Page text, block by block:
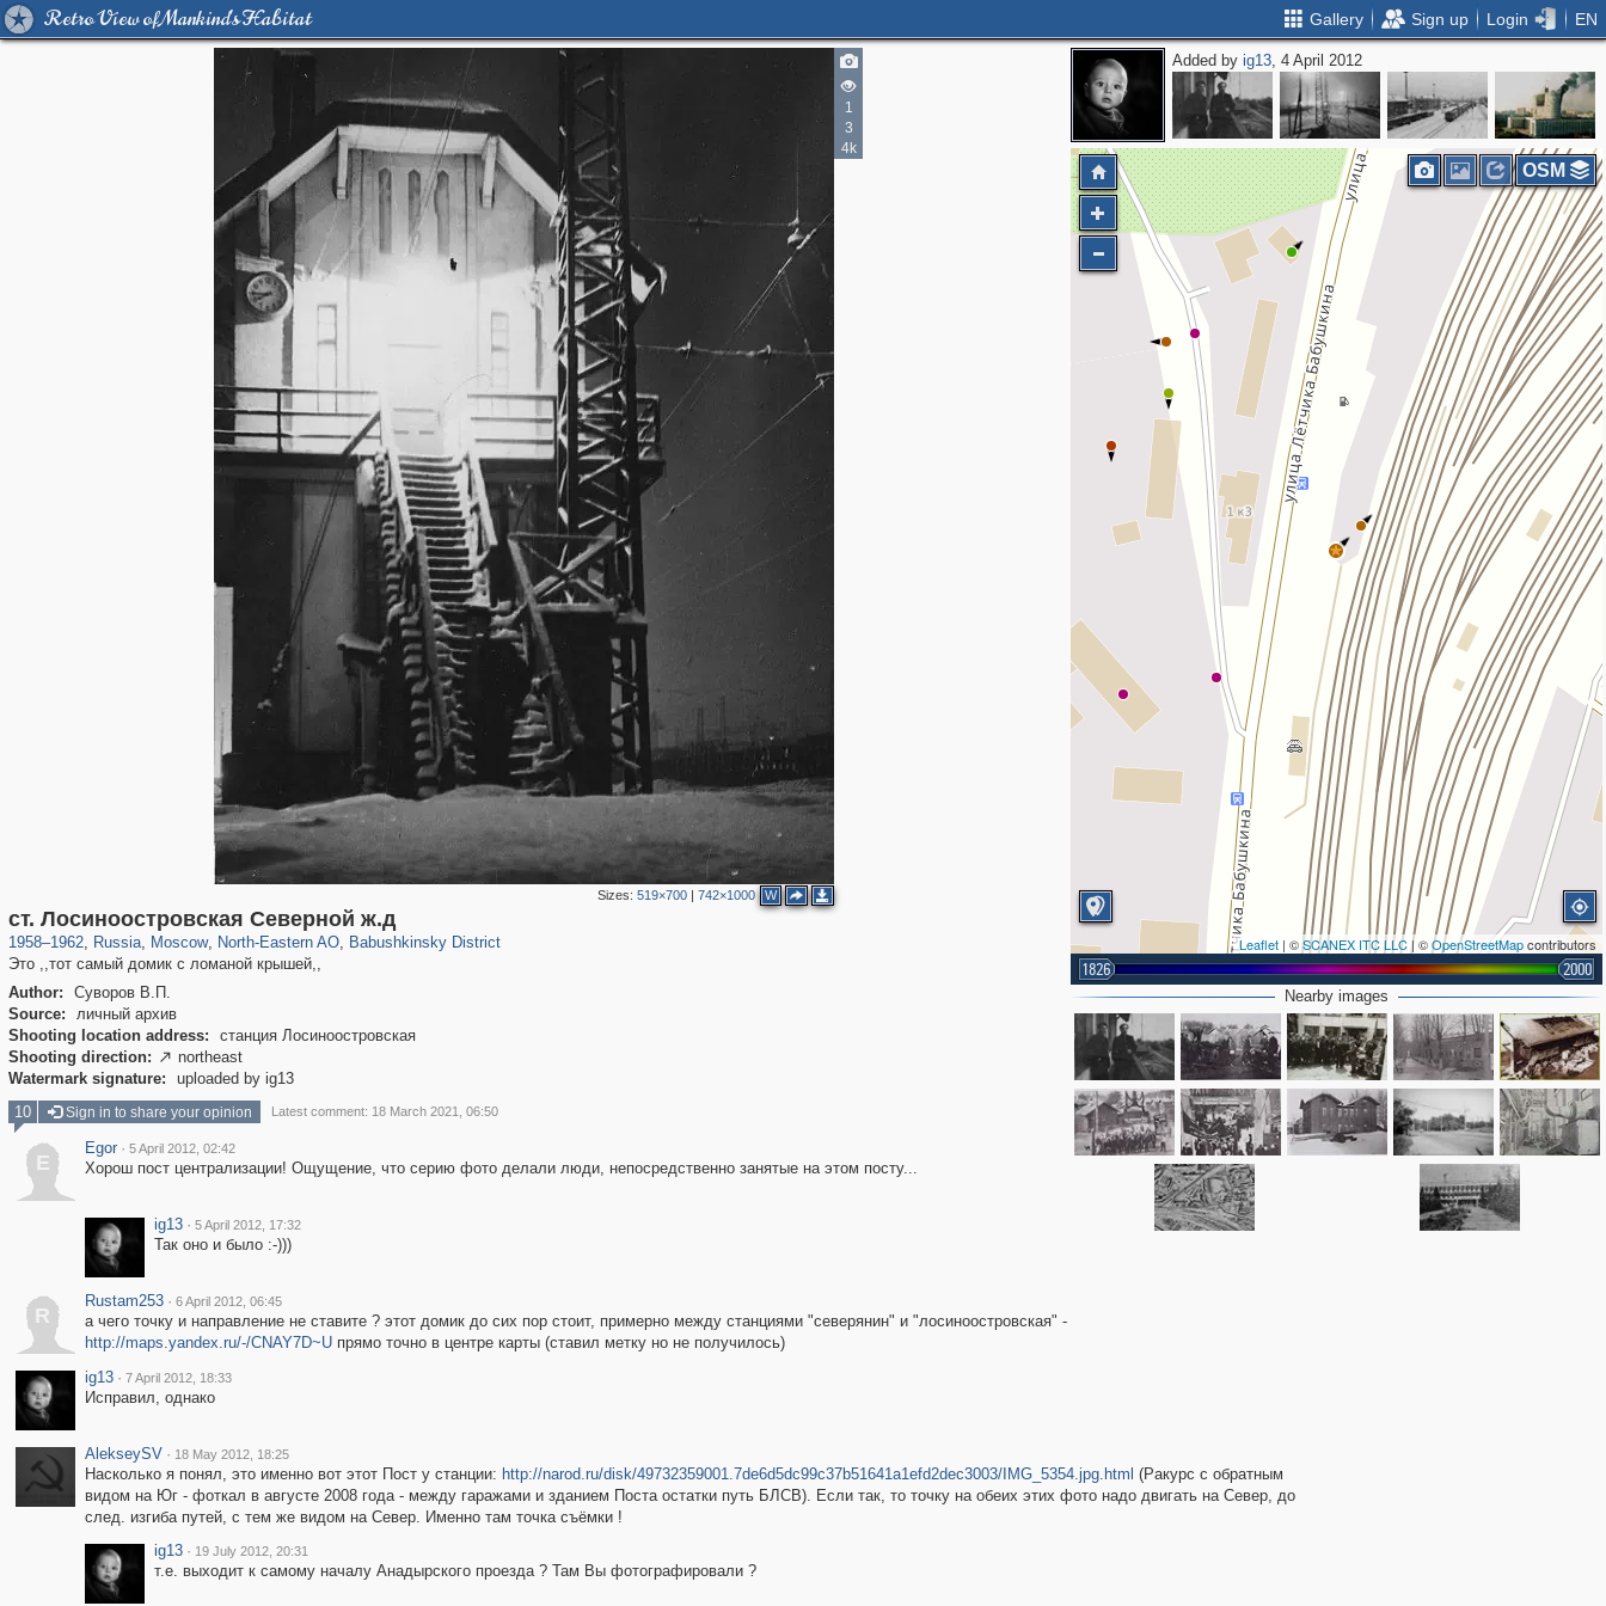
Retro View of Mankind's Habitat Gallery Sign up Login EN
1
3
4k
Sizes:519×700 |742×1000 W
ст. Лосиноостровская Северной ж.д
1958–1962, Russia
1,407,276 29,248
, Moscow
319,878 8,286
, North-Eastern AO
24,495 250
, Babushkinsky District
592
Это ,,тот самый домик с ломаной крышей,,
Author:
Суворов В.П.
Source:
личный архив
Shooting location address:
станция Лосиноостровская
Shooting direction:  northeast
Watermark signature:
uploaded by ig13
Added byig13, 4 April 2012
Leaflet | ©SCANEX ITC LLC| ©OpenStreetMapcontributors
1826 2000
OSM
Nearby images
10 Sign in to share your opinion Latest comment: 18 March 2021, 06:50
E
Egor · 5 April 2012, 02:42
Хорош пост централизации! Ощущение, что серию фото делали люди, непосредственно занятые на этом посту...
ig13 · 5 April 2012, 17:32
Так оно и было :-)))
R
Rustam253 · 6 April 2012, 06:45
а чего точку и направление не ставите ? этот домик до сих пор стоит, примерно между станциями "северянин" и "лосиноостровская" -
http://maps.yandex.ru/-/CNAY7D~Uпрямо точно в центре карты (ставил метку но не получилось)
ig13 · 7 April 2012, 18:33
Исправил, однако
AlekseySV · 18 May 2012, 18:25
Насколько я понял, это именно вот этот Пост у станции: http://narod.ru/disk/49732359001.7de6d5dc99c37b51641a1efd2dec3003/IMG_5354.jpg.html (Ракурс с обратным
видом на Юг - фоткал в августе 2008 года - между гаражами и зданием Поста остатки путь БЛСВ). Если так, то точку на обеих этих фото надо двигать на Север, до
след. изгиба путей, с тем же видом на Север. Именно там точка съёмки !
ig13 · 19 July 2012, 20:31
т.е. выходит к самому началу Анадырского проезда ? Там Вы фотографировали ?